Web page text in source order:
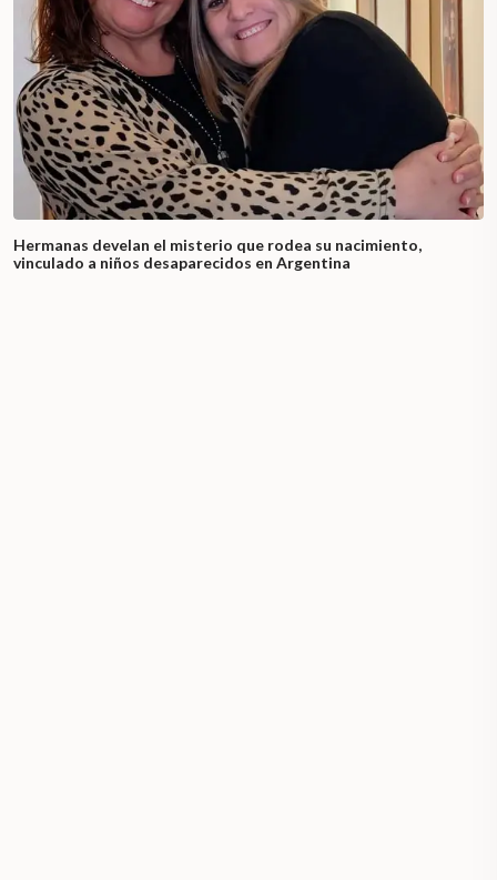
Hermanas develan el misterio que rodea su nacimiento,
vinculado a niños desaparecidos en Argentina